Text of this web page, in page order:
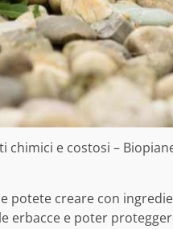
chimici e costosi –
potete creare con
erbacce e poter